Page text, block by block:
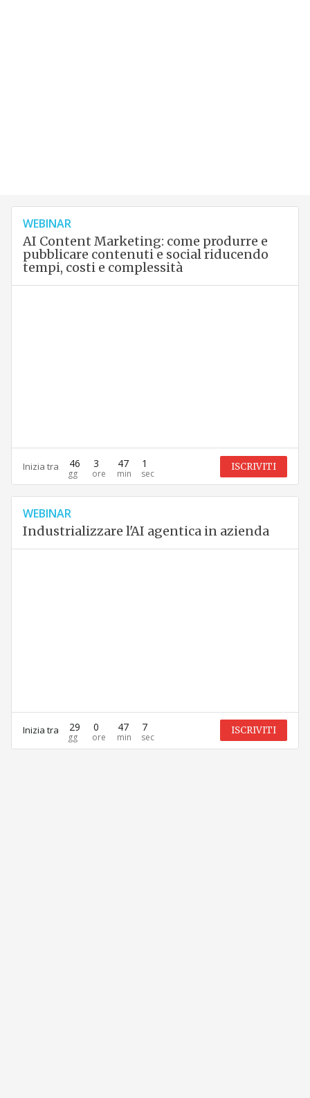
WEBINAR
AI Content Marketing: come produrre e
pubblicare contenuti e social riducendo
tempi, costi e complessità
Inizia tra 46 3 47 0 ISCRIVITI
WEBINAR
Industrializzare l'AI agentica in azienda
Inizia tra 29 0 47 7 ISCRIVITI